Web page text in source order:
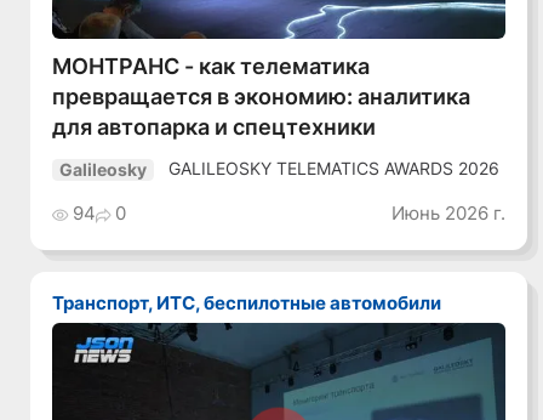
МОНТРАНС - как телематика
превращается в экономию: аналитика
для автопарка и спецтехники
Galileosky GALILEOSKY TELEMATICS AWARDS 2026
94 0 Июнь 2026 г.
Транспорт, ИТС, беспилотные автомобили